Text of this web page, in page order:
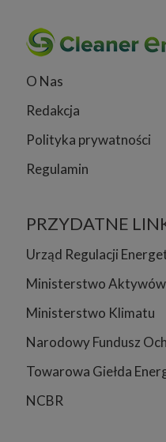
O Nas
Redakcja
Polityka prywatności
Regulamin
PRZYDATNE
Urząd Regulacji
Ministerstwo
Ministerstwo Klimatu
Narodowy Fundusz
Towarowa Giełda
NCBR